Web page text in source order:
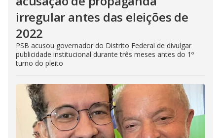
irregular antes das eleições de
2022
PSB acusou governador do Distrito Federal de divulgar
publicidade institucional durante três meses antes do 1º
turno do pleito